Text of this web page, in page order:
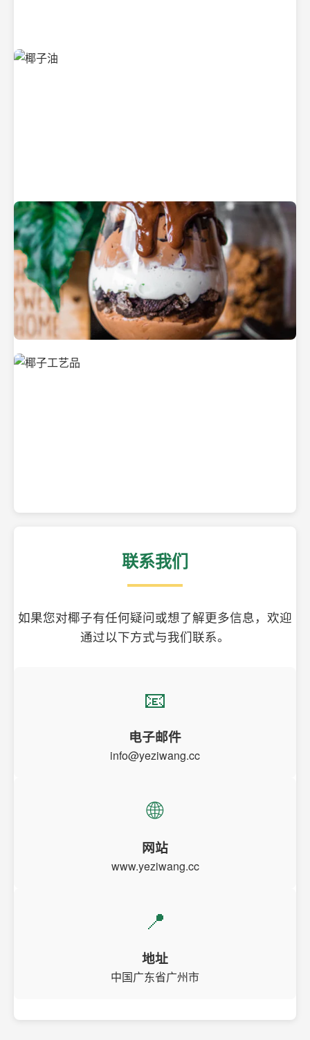
清凉解渴的椰子水
纯净的初榨椰子油
美味的椰子食品
联系我们
如果您对椰子有任何疑问或想了解更多信息，欢迎
通过以下方式与我们联系。
📧
电子邮件
info@yeziwang.cc
🌐
网站
www.yeziwang.cc
📍
地址
中国广东省广州市